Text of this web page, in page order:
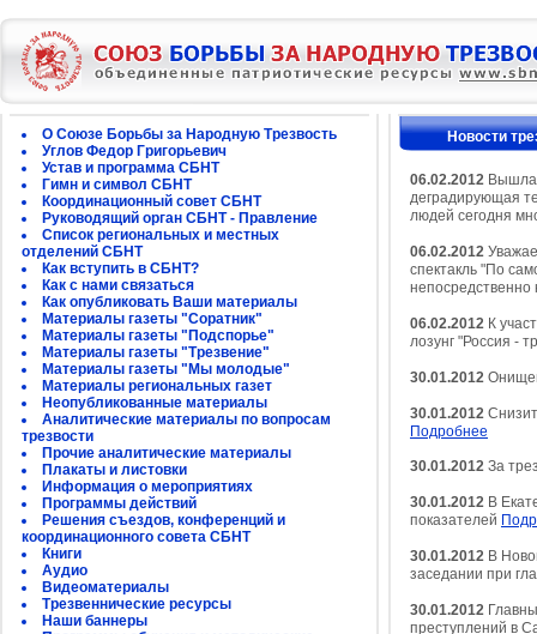
О Союзе Борьбы за Народную Трезвость
Углов Федор Григорьевич
Устав и программа СБНТ
Гимн и символ СБНТ
Координационный совет СБНТ
Руководящий орган СБНТ - Правление
Список региональных и местных
отделений СБНТ
Как вступить в СБНТ?
Как с нами связаться
Как опубликовать Ваши материалы
Материалы газеты "Соратник"
Материалы газеты "Подспорье"
Материалы газеты "Трезвение"
Материалы газеты "Мы молодые"
Материалы региональных газет
Неопубликованные материалы
Аналитические материалы по вопросам
трезвости
Прочие аналитические материалы
Плакаты и листовки
Информация о мероприятиях
Программы действий
Решения съездов, конференций и
координационного совета СБНТ
Книги
Аудио
Видеоматериалы
Трезвеннические ресурсы
Наши баннеры
Новости
06.02.2012 Вышла
деградирующая
людей сегодня
06.02.2012
спектакль "По
непосредственно
06.02.2012 К
лозунг "Россия -
30.01.2012
30.01.2012
Подробнее
30.01.2012 За
30.01.2012 В
показателей
30.01.2012 В
заседании при
30.01.2012
преступлений в